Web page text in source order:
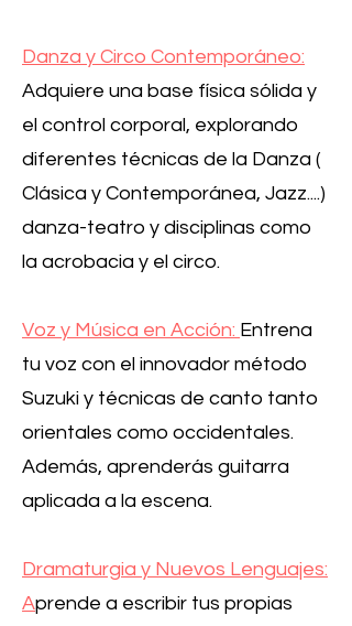
Danza y Circo Contemporáneo:
Adquiere una base física sólida y
el control corporal, explorando
diferentes técnicas de la Danza (
Clásica y Contemporánea, Jazz....)
danza-teatro y disciplinas como
la acrobacia y el circo.
Voz y Música en Acción: Entrena
tu voz con el innovador método
Suzuki y técnicas de canto tanto
orientales como occidentales.
Además, aprenderás guitarra
aplicada a la escena.
Dramaturgia y Nuevos Lenguajes:
Aprende a escribir tus propias